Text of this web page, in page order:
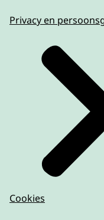
Privacy en
Cookies